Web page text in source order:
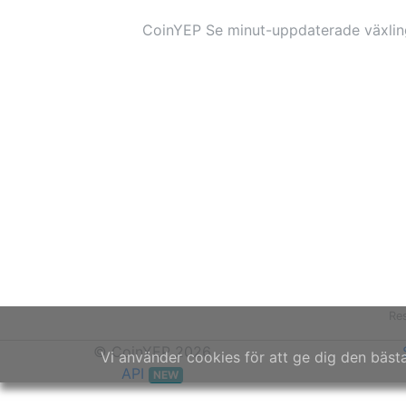
CoinYEP Se minut-uppdaterade
© CoinYEP 2026
API NEW
Vi använder cookies för att ge dig den